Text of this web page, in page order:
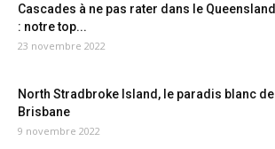
Cascades à ne pas rater dans le Queensland
: notre top...
23 novembre 2022
North Stradbroke Island, le paradis blanc de
Brisbane
9 novembre 2022